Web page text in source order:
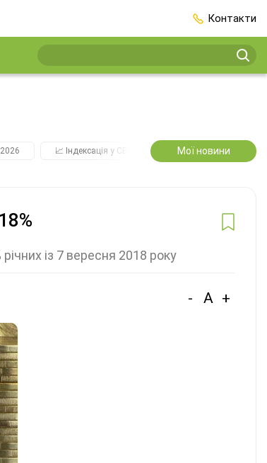
Контакти
📈 Індексація у СЕРПНІ 2️⃣0️⃣2️⃣7️⃣ Усі
Мої новини
із 7 вересня 2018 року
- A +